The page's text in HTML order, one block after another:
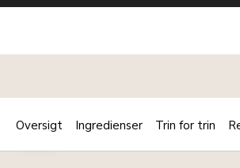
KOLD
Oversigt Ingredienser Trin for trin